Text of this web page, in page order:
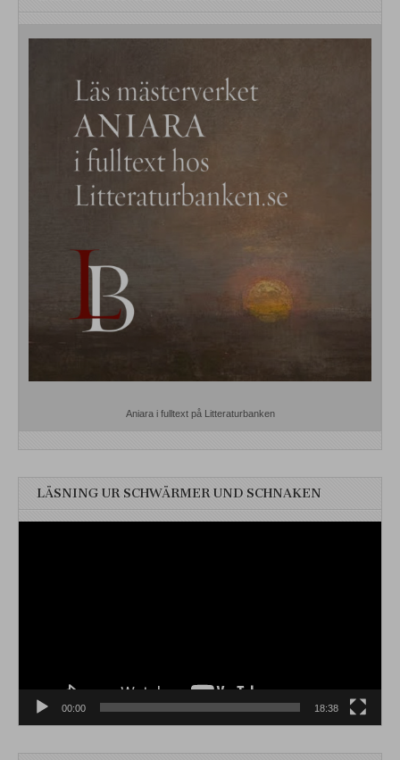
Aniara i fulltext på Litteraturbanken
LÄSNING UR SCHWÄRMER UND SCHNAKEN
00:00 18:38